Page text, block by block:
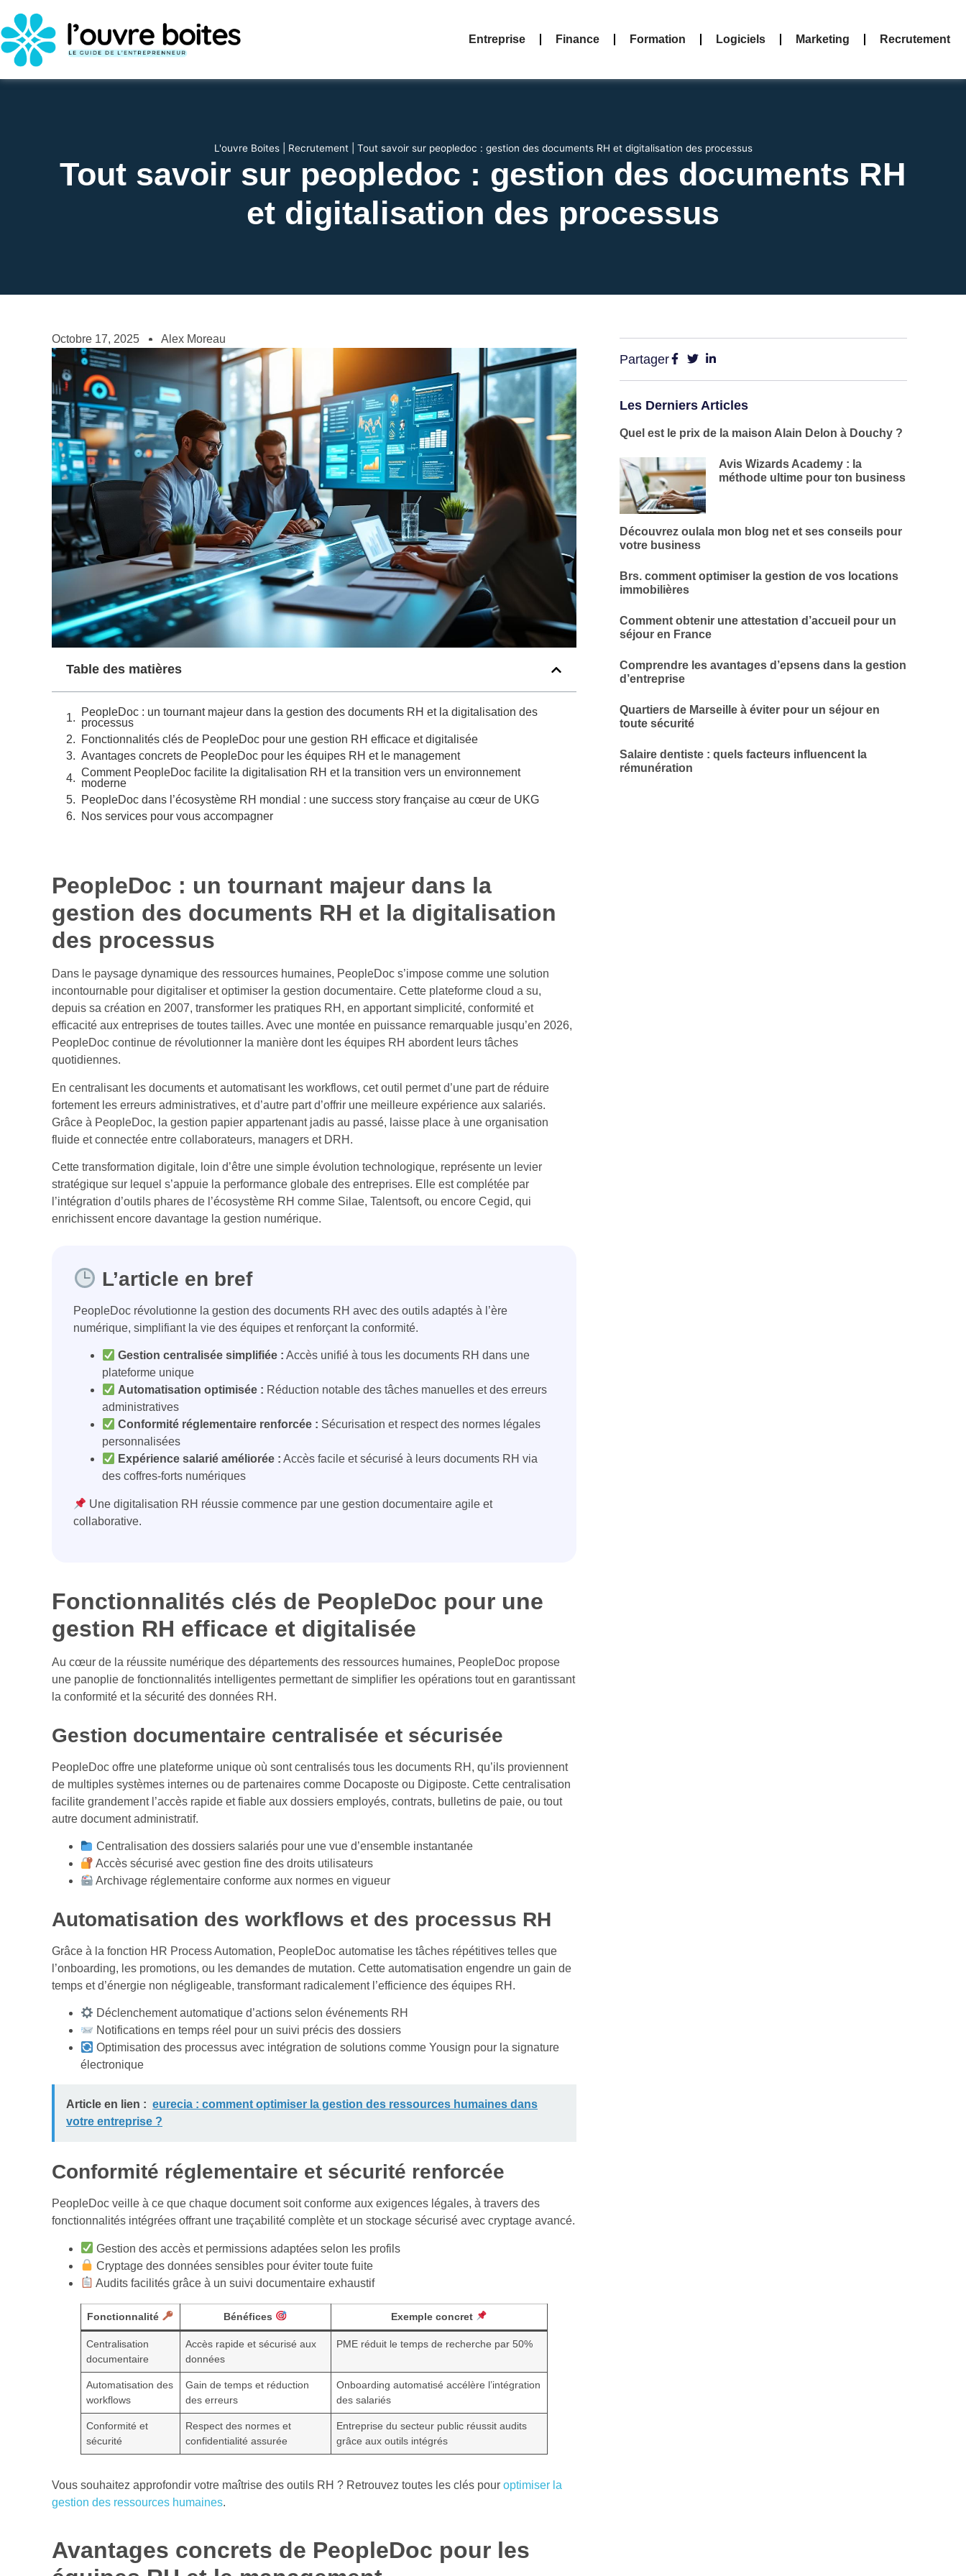
Entreprise Finance Formation Logiciels Marketing Recrutement
L'ouvre Boites| Recrutement| Tout savoir sur peopledoc : gestion des documents RH et digitalisation des processus
Tout savoir sur peopledoc : gestion des documents RH
et digitalisation des processus
Octobre 17, 2025 Alex Moreau
Table des matières
PeopleDoc : un tournant majeur dans la gestion des documents RH et la digitalisation des
processus
Fonctionnalités clés de PeopleDoc pour une gestion RH efficace et digitalisée
Avantages concrets de PeopleDoc pour les équipes RH et le management
Comment PeopleDoc facilite la digitalisation RH et la transition vers un environnement
moderne
PeopleDoc dans l’écosystème RH mondial : une success story française au cœur de UKG
Nos services pour vous accompagner
PeopleDoc : un tournant majeur dans la
gestion des documents RH et la digitalisation
des processus
Dans le paysage dynamique des ressources humaines, PeopleDoc s’impose comme une solution
incontournable pour digitaliser et optimiser la gestion documentaire. Cette plateforme cloud a su,
depuis sa création en 2007, transformer les pratiques RH, en apportant simplicité, conformité et
efficacité aux entreprises de toutes tailles. Avec une montée en puissance remarquable jusqu’en 2026,
PeopleDoc continue de révolutionner la manière dont les équipes RH abordent leurs tâches
quotidiennes.
En centralisant les documents et automatisant les workflows, cet outil permet d’une part de réduire
fortement les erreurs administratives, et d’autre part d’offrir une meilleure expérience aux salariés.
Grâce à PeopleDoc, la gestion papier appartenant jadis au passé, laisse place à une organisation
fluide et connectée entre collaborateurs, managers et DRH.
Cette transformation digitale, loin d’être une simple évolution technologique, représente un levier
stratégique sur lequel s’appuie la performance globale des entreprises. Elle est complétée par
l’intégration d’outils phares de l’écosystème RH comme Silae, Talentsoft, ou encore Cegid, qui
enrichissent encore davantage la gestion numérique.
L’article en bref
PeopleDoc révolutionne la gestion des documents RH avec des outils adaptés à l’ère
numérique, simplifiant la vie des équipes et renforçant la conformité.
Gestion centralisée simplifiée : Accès unifié à tous les documents RH dans une
plateforme unique
Automatisation optimisée : Réduction notable des tâches manuelles et des erreurs
administratives
Conformité réglementaire renforcée : Sécurisation et respect des normes légales
personnalisées
Expérience salarié améliorée : Accès facile et sécurisé à leurs documents RH via
des coffres-forts numériques
Une digitalisation RH réussie commence par une gestion documentaire agile et
collaborative.
Fonctionnalités clés de PeopleDoc pour une
gestion RH efficace et digitalisée
Au cœur de la réussite numérique des départements des ressources humaines, PeopleDoc propose
une panoplie de fonctionnalités intelligentes permettant de simplifier les opérations tout en garantissant
la conformité et la sécurité des données RH.
Gestion documentaire centralisée et sécurisée
PeopleDoc offre une plateforme unique où sont centralisés tous les documents RH, qu’ils proviennent
de multiples systèmes internes ou de partenaires comme Docaposte ou Digiposte. Cette centralisation
facilite grandement l’accès rapide et fiable aux dossiers employés, contrats, bulletins de paie, ou tout
autre document administratif.
Centralisation des dossiers salariés pour une vue d’ensemble instantanée
Accès sécurisé avec gestion fine des droits utilisateurs
Archivage réglementaire conforme aux normes en vigueur
Automatisation des workflows et des processus RH
Grâce à la fonction HR Process Automation, PeopleDoc automatise les tâches répétitives telles que
l’onboarding, les promotions, ou les demandes de mutation. Cette automatisation engendre un gain de
temps et d’énergie non négligeable, transformant radicalement l’efficience des équipes RH.
Déclenchement automatique d’actions selon événements RH
Notifications en temps réel pour un suivi précis des dossiers
Optimisation des processus avec intégration de solutions comme Yousign pour la signature
électronique
Article en lien : eurecia : comment optimiser la gestion des ressources humaines dans
votre entreprise ?
Conformité réglementaire et sécurité renforcée
PeopleDoc veille à ce que chaque document soit conforme aux exigences légales, à travers des
fonctionnalités intégrées offrant une traçabilité complète et un stockage sécurisé avec cryptage avancé.
Gestion des accès et permissions adaptées selon les profils
Cryptage des données sensibles pour éviter toute fuite
Audits facilités grâce à un suivi documentaire exhaustif
Fonctionnalité Bénéfices Exemple concret
Centralisation
documentaire
Accès rapide et sécurisé aux
données
PME réduit le temps de recherche par 50%
Automatisation des
workflows
Gain de temps et réduction
des erreurs
Onboarding automatisé accélère l’intégration
des salariés
Conformité et
sécurité
Respect des normes et
confidentialité assurée
Entreprise du secteur public réussit audits
grâce aux outils intégrés
Vous souhaitez approfondir votre maîtrise des outils RH ? Retrouvez toutes les clés pour optimiser la
gestion des ressources humaines.
Avantages concrets de PeopleDoc pour les
Partager
Les Derniers Articles
Quel est le prix de la maison Alain Delon à Douchy ?
Avis Wizards Academy : la
méthode ultime pour ton business
Découvrez oulala mon blog net et ses conseils pour
votre business
Brs. comment optimiser la gestion de vos locations
immobilières
Comment obtenir une attestation d’accueil pour un
séjour en France
Comprendre les avantages d’epsens dans la gestion
d’entreprise
Quartiers de Marseille à éviter pour un séjour en
toute sécurité
Salaire dentiste : quels facteurs influencent la
rémunération